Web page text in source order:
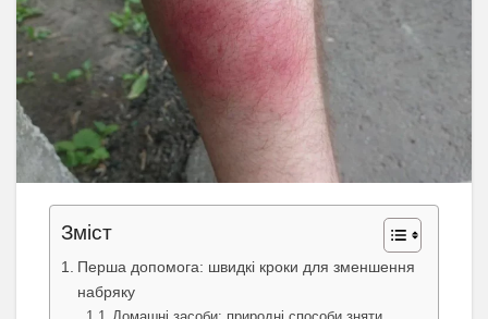
Зміст
Перша допомога: швидкі кроки для зменшення
набряку